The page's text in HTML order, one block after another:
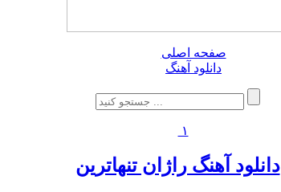
صفحه اصلی
دانلود آهنگ
۱
دانلود آهنگ راژان تنهاترین